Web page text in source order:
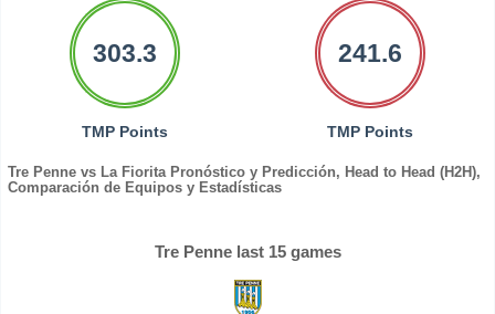
303.3
TMP Points
241.6
TMP Points
Tre Penne vs La Fiorita Pronóstico y Predicción, Head to Head (H2H),
Comparación de Equipos y Estadísticas
Tre Penne last 15 games